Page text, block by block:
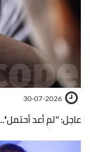
30-07-2026
عاجل: ''لم أعد